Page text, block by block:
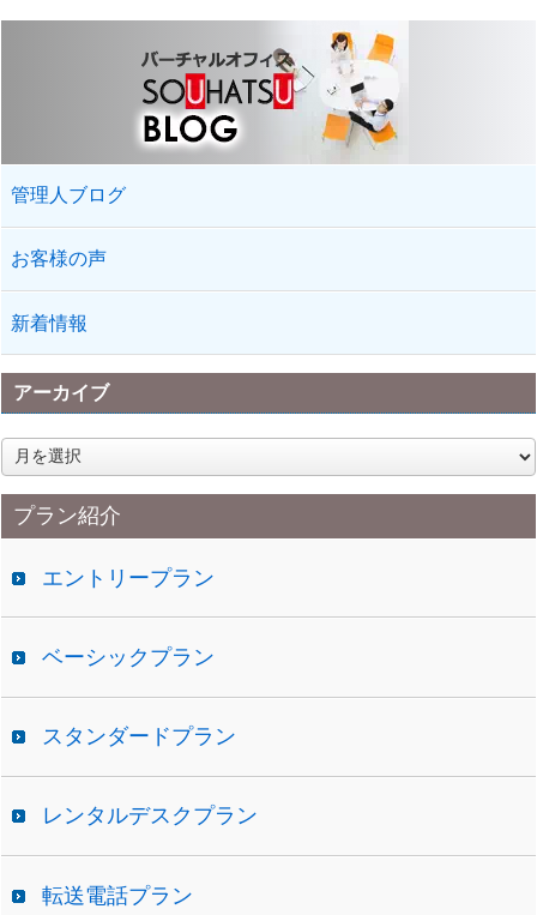
管理人ブログ
お客様の声
新着情報
アーカイブ
ア
ー
カ
イプラン紹介
エントリープラン
ベーシックプラン
スタンダードプラン
レンタルデスクプラン
転送電話プラン